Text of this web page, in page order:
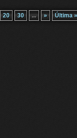
20 30 ... » Última »